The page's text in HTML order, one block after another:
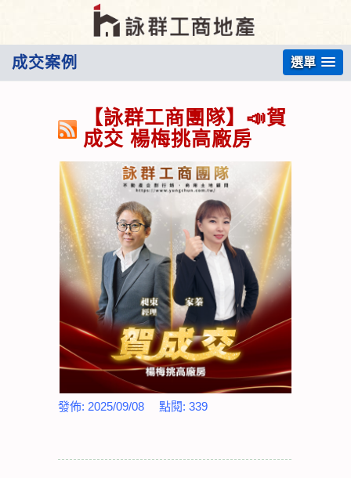
成交案例 選單
【詠群工商團隊】📣賀
成交 楊梅挑高廠房
發佈: 2025/09/08 點閱: 339